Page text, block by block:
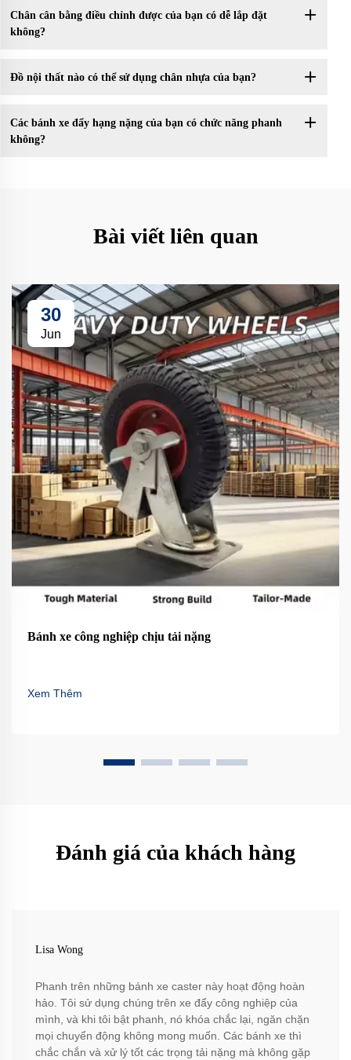
Chân cân bằng điều chỉnh được của bạn có dễ lắp đặt
không?
Đồ nội thất nào có thể sử dụng chân nhựa của bạn?
Các bánh xe đẩy hạng nặng của bạn có chức năng phanh
không?
Bài viết liên quan
30
Jun
Bánh xe công nghiệp chịu tải nặng
Xem Thêm
Đánh giá của khách hàng
Lisa Wong
Phanh trên những bánh xe caster này hoạt động hoàn
hảo. Tôi sử dụng chúng trên xe đẩy công nghiệp của
mình, và khi tôi bật phanh, nó khóa chắc lại, ngăn chặn
mọi chuyển động không mong muốn. Các bánh xe thì
chắc chắn và xử lý tốt các trọng tải nặng mà không gặp